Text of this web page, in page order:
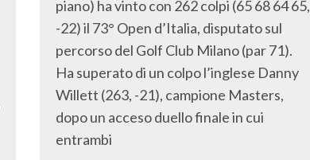
piano) ha vinto con 262 colpi (65 68 64 65,
-22) il 73° Open d’Italia, disputato sul
percorso del Golf Club Milano (par 71).
Ha superato di un colpo l’inglese Danny
Willett (263, -21), campione Masters,
dopo un acceso duello finale in cui
entrambi